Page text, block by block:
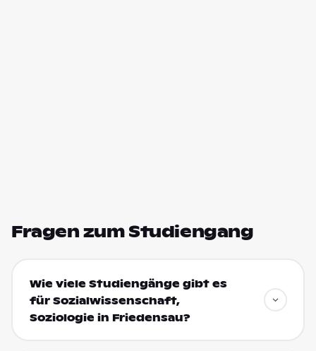
Fragen zum Studiengang
Wie viele Studiengänge gibt es
für Sozialwissenschaft,
Soziologie in Friedensau?